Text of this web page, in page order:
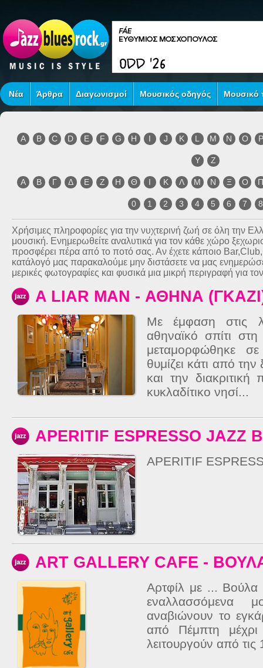
Νέα Άρθρα Διαγωνισμοί Μουσικός οδηγός Μουσικό
A B C D E F G H I J K L M N O P
Y Z
Α Β Γ Δ Ε Ζ Η Θ Ι Κ Λ Μ Ν Ξ Ο
0 1 2 3 4 5 6 7 8
Χρήσιμες πληροφορίες για την νυχτερινή ζωή σε όλη την
μουσική. Ενημερωθείτε αναλυτικά για τον κάθε χώρο
προσφέρει πέρα από το ποτό σας. Αν έχετε κάποιο
κατάλογό μας παρακαλούμε μην διστάσετε να μας
μερικές φωτογραφίες και φυσικά μια μικρή περιγραφή για
A LIAR MAN - ΑΘΗΝΑ
Με έμφαση στις
αθηναϊκό σπίτι
μεταμορφώθηκε
θυμίζει κάτι από
και την
κυκλαδίτικο νησί...
APERITIF ESPRESSO JAZZ
APERITIF
ART GALLERY CAFE -
Αρτφίλ με ...
εναλλασσόμενα
αναβιώνουν το
από Πέμπτη μέχρι
λειτουργούν από